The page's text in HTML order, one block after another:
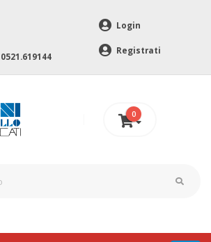
Login
Registrati
0